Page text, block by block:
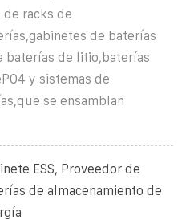
de racks de
de baterías
baterías de litio,baterías
y sistemas de
se ensamblan
ESS, Proveedor de
de almacenamiento de